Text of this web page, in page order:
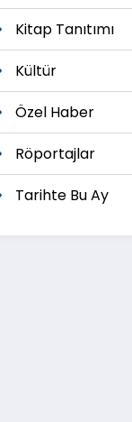
Kitap Tanıtımı
Kültür
Özel Haber
Röportajlar
Tarihte Bu Ay